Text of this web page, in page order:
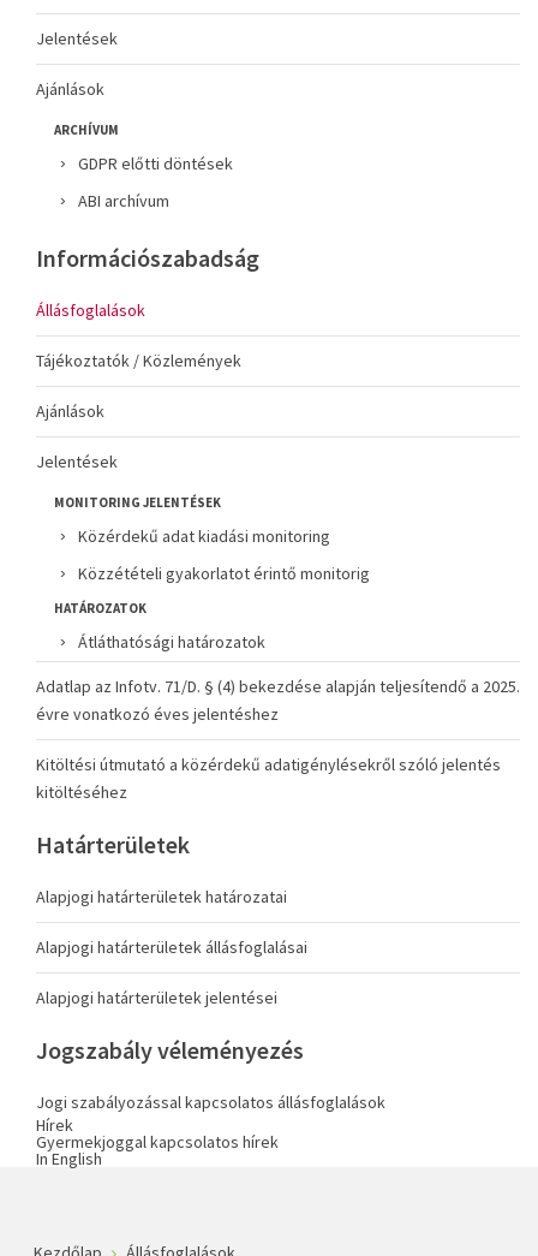
Jelentések
Ajánlások
ARCHÍVUM
GDPR előtti döntések
ABI archívum
Információszabadság
Állásfoglalások
Tájékoztatók / Közlemények
Ajánlások
Jelentések
MONITORING JELENTÉSEK
Közérdekű adat kiadási monitoring
Közzétételi gyakorlatot érintő monitorig
HATÁROZATOK
Átláthatósági határozatok
Adatlap az Infotv. 71/D. § (4) bekezdése alapján teljesítendő a 2025.
évre vonatkozó éves jelentéshez
Kitöltési útmutató a közérdekű adatigénylésekről szóló jelentés
kitöltéséhez
Határterületek
Alapjogi határterületek határozatai
Alapjogi határterületek állásfoglalásai
Alapjogi határterületek jelentései
Jogszabály véleményezés
Jogi szabályozással kapcsolatos állásfoglalások
Hírek
Gyermekjoggal kapcsolatos hírek
In English